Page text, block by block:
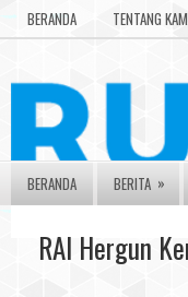
BERANDA TENTANG
BERANDA BERITA »
RAI Hergun